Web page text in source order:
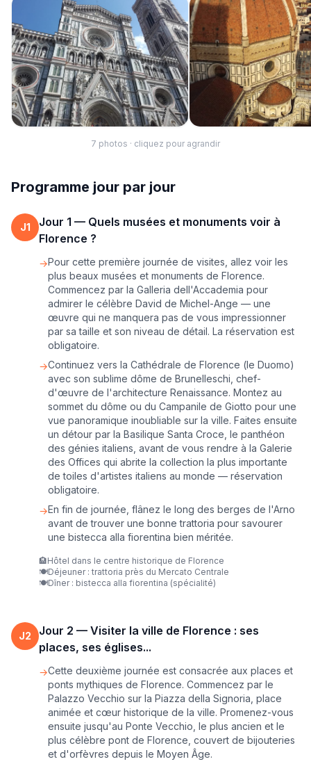
7 photos · cliquez pour agrandir
Programme jour par jour
J1 Jour 1 — Quels musées et monuments voir à
Florence ?
→Pour cette première journée de visites, allez voir les
plus beaux musées et monuments de Florence.
Commencez par la Galleria dell'Accademia pour
admirer le célèbre David de Michel-Ange — une
œuvre qui ne manquera pas de vous impressionner
par sa taille et son niveau de détail. La réservation est
obligatoire.
→Continuez vers la Cathédrale de Florence (le Duomo)
avec son sublime dôme de Brunelleschi, chef-
d'œuvre de l'architecture Renaissance. Montez au
sommet du dôme ou du Campanile de Giotto pour une
vue panoramique inoubliable sur la ville. Faites ensuite
un détour par la Basilique Santa Croce, le panthéon
des génies italiens, avant de vous rendre à la Galerie
des Offices qui abrite la collection la plus importante
de toiles d'artistes italiens au monde — réservation
obligatoire.
→En fin de journée, flânez le long des berges de l'Arno
avant de trouver une bonne trattoria pour savourer
une bistecca alla fiorentina bien méritée.
🏨Hôtel dans le centre historique de Florence
🍽️Déjeuner : trattoria près du Mercato Centrale
🍽️Dîner : bistecca alla fiorentina (spécialité)
J2 Jour 2 — Visiter la ville de Florence : ses
places, ses églises...
→Cette deuxième journée est consacrée aux places et
ponts mythiques de Florence. Commencez par le
Palazzo Vecchio sur la Piazza della Signoria, place
animée et cœur historique de la ville. Promenez-vous
ensuite jusqu'au Ponte Vecchio, le plus ancien et le
plus célèbre pont de Florence, couvert de bijouteries
et d'orfèvres depuis le Moyen Âge.